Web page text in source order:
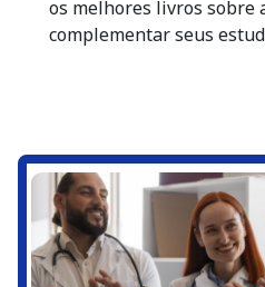
os melhores livros sobre
complementar seus